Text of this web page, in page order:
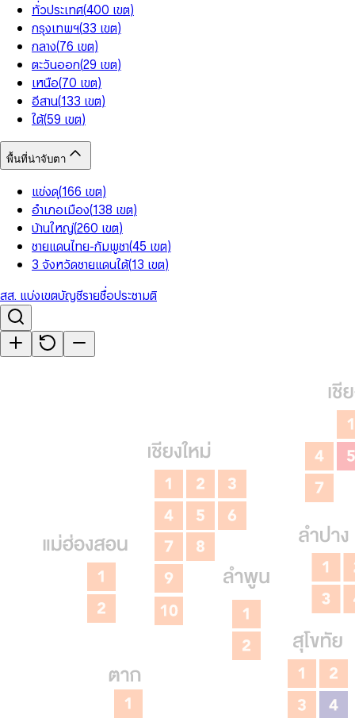
ทั่วประเทศ(400 เขต)
กรุงเทพฯ(33 เขต)
กลาง(76 เขต)
ตะวันออก(29 เขต)
เหนือ(70 เขต)
อีสาน(133 เขต)
ใต้(59 เขต)
พื้นที่น่าจับตา
แข่งดุ(166 เขต)
อำเภอเมือง(138 เขต)
บ้านใหญ่(260 เขต)
ชายแดนไทย-กัมพูชา(45 เขต)
3 จังหวัดชายแดนใต้(13 เขต)
สส. แบ่งเขตบัญชีรายชื่อประชามติ